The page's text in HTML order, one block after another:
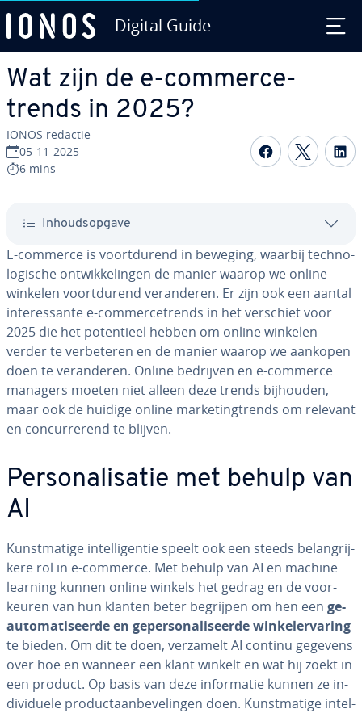
Digital Guide
Wat zijn de e-com­mer­ce­
trends in 2025?
IONOS redactie
05-11-2025
6 mins
Delen op
In­houds­op­ga­ve
E-commerce is voort­du­rend in beweging, waarbij tech­no­
lo­gi­sche ont­wik­ke­lin­gen de manier waarop we online
winkelen voort­du­rend ver­an­de­ren. Er zijn ook een aantal
in­te­res­san­te e-com­mer­ce­trends in het verschiet voor
2025 die het po­ten­ti­eel hebben om online winkelen
verder te ver­be­te­ren en de manier waarop we aankopen
doen te ver­an­de­ren. Online bedrijven en e-commerce
managers moeten niet alleen deze trends bijhouden,
maar ook de huidige online mar­ke­ting­trends om relevant
en con­cur­re­rend te blijven.
Per­so­na­li­sa­tie met behulp van
AI
Kunst­ma­ti­ge in­tel­li­gen­tie speelt ook een steeds be­lang­rij­
ke­re rol in e-commerce. Met behulp van AI en machine
learning kunnen online winkels het gedrag en de voor­
keu­ren van hun klanten beter begrijpen om hen een ge­
au­to­ma­ti­seer­de en ge­per­so­na­li­seer­de win­ke­l­er­va­ring
te bieden. Om dit te doen, verzamelt AI continu gegevens
over hoe en wanneer een klant winkelt en wat hij zoekt in
een product. Op basis van deze in­for­ma­tie kunnen ze in­
di­vi­du­e­le pro­duct­aan­be­ve­lin­gen doen. Kunst­ma­ti­ge in­tel­